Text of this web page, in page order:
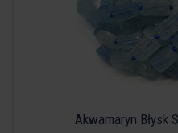
Akwamaryn Błysk